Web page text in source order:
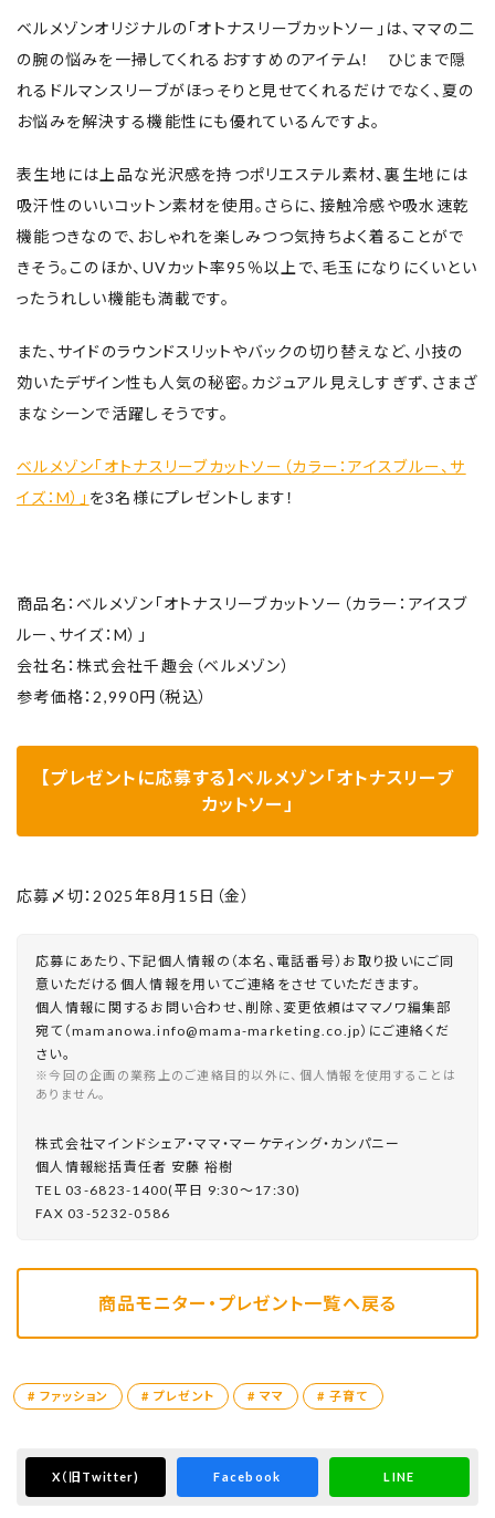
ベルメゾンオリジナルの「オトナスリーブカットソー」は、ママの二
の腕の悩みを一掃してくれるおすすめのアイテム！ ひじまで隠
れるドルマンスリーブがほっそりと見せてくれるだけでなく、夏の
お悩みを解決する機能性にも優れているんですよ。
表生地には上品な光沢感を持つポリエステル素材、裏生地には
吸汗性のいいコットン素材を使用。さらに、接触冷感や吸水速乾
機能つきなので、おしゃれを楽しみつつ気持ちよく着ることがで
きそう。このほか、UVカット率95％以上で、毛玉になりにくいとい
ったうれしい機能も満載です。
また、サイドのラウンドスリットやバックの切り替えなど、小技の
効いたデザイン性も人気の秘密。カジュアル見えしすぎず、さまざ
まなシーンで活躍しそうです。
ベルメゾン「オトナスリーブカットソー（カラー：アイスブルー、サ
イズ：M）」 を3名様にプレゼントします！
商品名：ベルメゾン「オトナスリーブカットソー（カラー：アイスブ
ルー、サイズ：M）」
会社名：株式会社千趣会（ベルメゾン）
参考価格：2,990円（税込）
【プレゼントに応募する】ベルメゾン「オトナスリーブ
カットソー」
応募〆切：2025年8月15日（金）
応募にあたり、下記個人情報の（本名、電話番号）お取り扱いにご同
意いただける個人情報を用いてご連絡をさせていただきます。
個人情報に関するお問い合わせ、削除、変更依頼はママノワ編集部
宛て（mamanowa.info@mama-marketing.co.jp）にご連絡くだ
さい。
※今回の企画の業務上のご連絡目的以外に、個人情報を使用することは
ありません。
株式会社マインドシェア・ママ・マーケティング・カンパニー
個⼈情報総括責任者 安藤 裕樹
TEL 03-6823-1400(平⽇ 9:30〜17:30)
FAX 03-5232-0586
商品モニター・プレゼント一覧へ戻る
# ファッション # プレゼント # ママ # 子育て
X （旧Twitter) Facebook LINE